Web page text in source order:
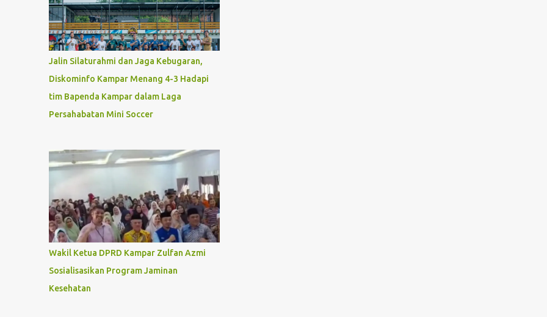
Jalin Silaturahmi dan Jaga Kebugaran,
Diskominfo Kampar Menang 4-3 Hadapi
tim Bapenda Kampar dalam Laga
Persahabatan Mini Soccer
Wakil Ketua DPRD Kampar Zulfan Azmi
Sosialisasikan Program Jaminan
Kesehatan